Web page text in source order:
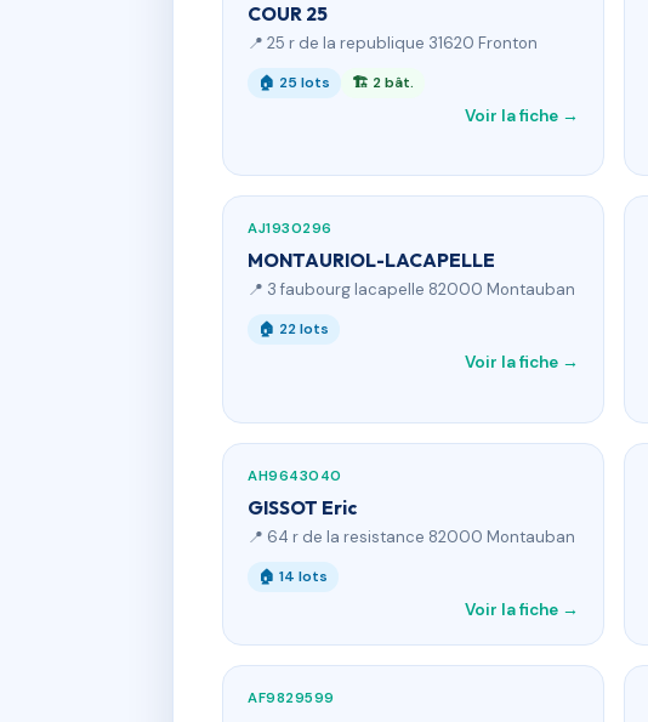
COUR 25
📍 25 r de la republique 31620 Fronton
🏠 25 lots 🏗 2 bât.
Voir la fiche →
AJ1930296
MONTAURIOL-LACAPELLE
📍 3 faubourg lacapelle 82000 Montauban
🏠 22 lots
Voir la fiche →
AH9643040
GISSOT Eric
📍 64 r de la resistance 82000 Montauban
🏠 14 lots
Voir la fiche →
AF9829599